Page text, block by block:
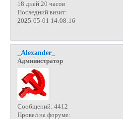
18 дней 20 часов
Последний визит:
2025-05-01 14:08:16
_Alexander_
Администратор
Сообщений: 4412
Провел на форуме: